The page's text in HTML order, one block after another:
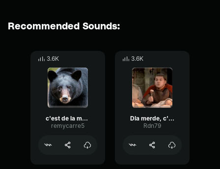
Recommended Sounds:
3.6K
c'est de la merde
remycarre5
3.6K
Dla merde, c'est tout
Rdn79